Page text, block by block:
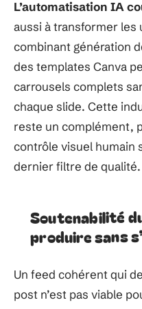
L’automatisation IA
aussi à transformer les
combinant génération
des templates Canva
carrousels complets
chaque slide. Cette
reste un complément,
contrôle visuel humain
dernier filtre de qualité.
Soutenabilité
produire sans
Un feed cohérent qui
post n’est pas viable